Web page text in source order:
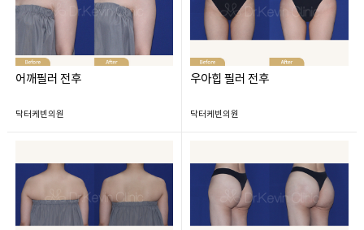
어깨필러 전후
닥터케빈의원
우아힙 필러 전후
닥터케빈의원